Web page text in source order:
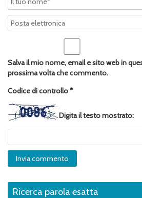
Salva il mio nome, email e sito web in
prossima volta che commento.
Codice di controllo*
Digita il testo mostrato:
Ricerca parola esatta